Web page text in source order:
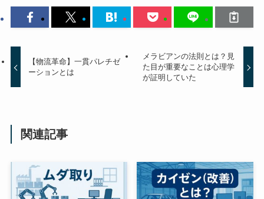
【物流革命】一貫パレチゼ
ーションとは
メラビアンの法則とは？見
た目が重要なことは心理学
が証明していた
関連記事